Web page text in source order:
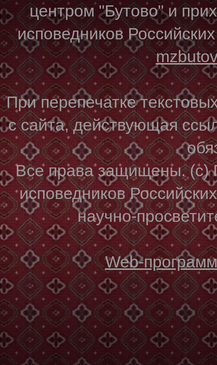
центром "Бутово" и
исповедников
При перепечатке
с сайта, действующая
Все права защищены. (с)
исповедников
научно-
Web-